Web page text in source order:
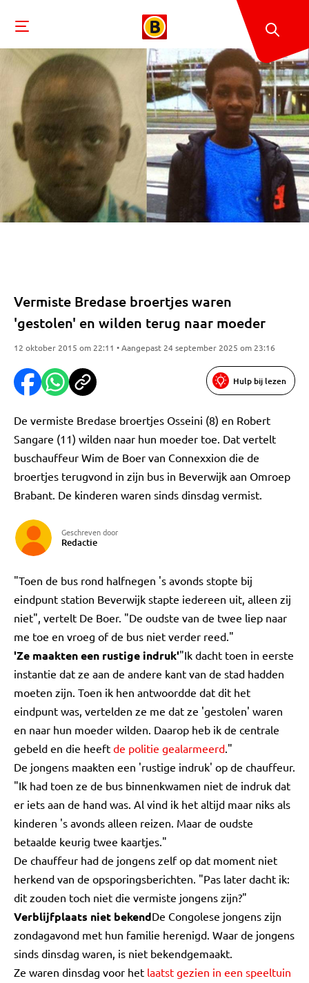
Vermiste Bredase broertjes waren
'gestolen' en wilden terug naar moeder
12 oktober 2015 om 22:11 • Aangepast 24 september 2025 om 23:16
Hulp bij lezen
De vermiste Bredase broertjes Osseini (8) en Robert
Sangare (11) wilden naar hun moeder toe. Dat vertelt
buschauffeur Wim de Boer van Connexxion die de
broertjes terugvond in zijn bus in Beverwijk aan Omroep
Brabant. De kinderen waren sinds dinsdag vermist.
Geschreven door
Redactie
"Toen de bus rond halfnegen 's avonds stopte bij
eindpunt station Beverwijk stapte iedereen uit, alleen zij
niet", vertelt De Boer. "De oudste van de twee liep naar
me toe en vroeg of de bus niet verder reed."
'Ze maakten een rustige indruk'"Ik dacht toen in eerste
instantie dat ze aan de andere kant van de stad hadden
moeten zijn. Toen ik hen antwoordde dat dit het
eindpunt was, vertelden ze me dat ze 'gestolen' waren
en naar hun moeder wilden. Daarop heb ik de centrale
gebeld en die heeft de politie gealarmeerd."
De jongens maakten een 'rustige indruk' op de chauffeur.
"Ik had toen ze de bus binnenkwamen niet de indruk dat
er iets aan de hand was. Al vind ik het altijd maar niks als
kinderen 's avonds alleen reizen. Maar de oudste
betaalde keurig twee kaartjes."
De chauffeur had de jongens zelf op dat moment niet
herkend van de opsporingsberichten. "Pas later dacht ik:
dit zouden toch niet die vermiste jongens zijn?"
Verblijfplaats niet bekendDe Congolese jongens zijn
zondagavond met hun familie herenigd. Waar de jongens
sinds dinsdag waren, is niet bekendgemaakt.
Ze waren dinsdag voor het laatst gezien in een speeltuin